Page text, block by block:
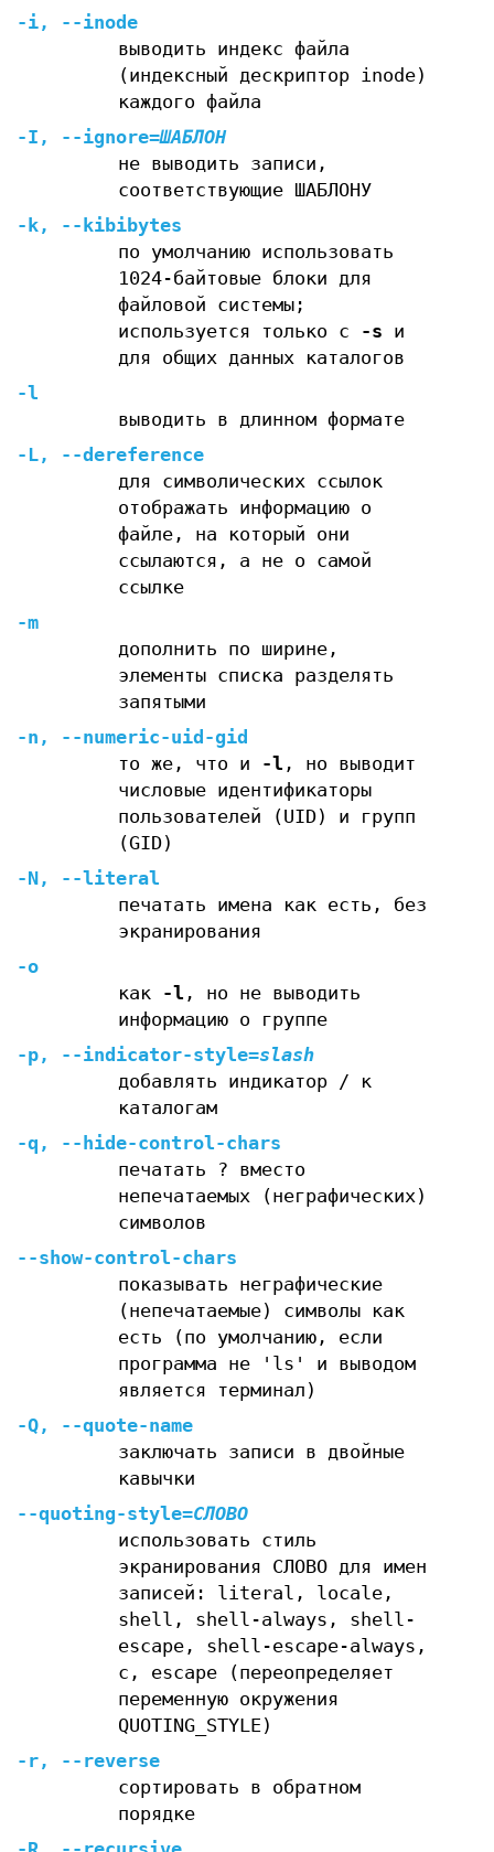
-i,
--inode
выводить индекс файла
(индексный дескриптор inode)
каждого файла
-I , --ignore=ШАБЛОН
не выводить записи,
соответствующие ШАБЛОНУ
-k,
--kibibytes
по умолчанию использовать
1024-байтовые блоки для
файловой системы;
используется только с
-s и
для общих данных каталогов
-l
выводить в длинном формате
-L,
--dereference
для символических ссылок
отображать информацию о
файле, на который они
ссылаются, а не о самой
ссылке
-m
дополнить по ширине,
элементы списка разделять
запятыми
-n ,
--numeric-uid-gid
то же, что и
-l , но выводит
числовые идентификаторы
пользователей (UID) и групп
(GID)
-N,
--literal
печатать имена как есть, без
экранирования
-o
как
-l , но не выводить
информацию о группе
-p, --indicator-style=slash
добавлять индикатор / к
каталогам
-q ,
--hide-control-chars
печатать ? вместо
непечатаемых (неграфических)
символов
--show-control-chars
показывать неграфические
(непечатаемые) символы как
есть (по умолчанию, если
программа не 'ls' и выводом
является терминал)
-Q,
--quote-name
заключать записи в двойные
кавычки
--quoting-style=СЛОВО
использовать стиль
экранирования СЛОВО для имен
записей: literal, locale,
shell, shell-always, shell-
escape, shell-escape-always,
c, escape (переопределяет
переменную окружения
QUOTING_STYLE)
-r,
--reverse
сортировать в обратном
порядке